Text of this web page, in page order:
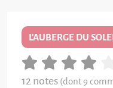
L'AUBERGE DU
12 notes (dont 9